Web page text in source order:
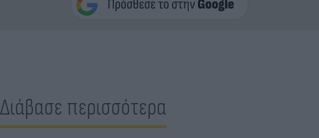
Διάβασε περισσότερα